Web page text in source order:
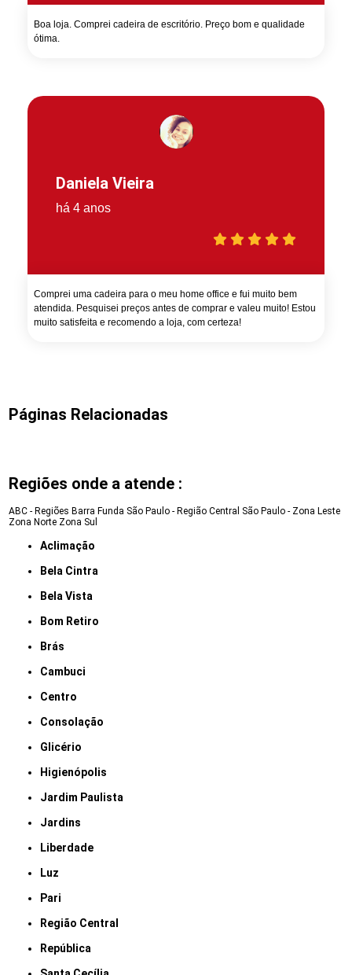
Boa loja. Comprei cadeira de escritório. Preço bom e qualidade
ótima.
Daniela Vieira
há 4 anos
Comprei uma cadeira para o meu home office e fui muito bem
atendida. Pesquisei preços antes de comprar e valeu muito! Estou
muito satisfeita e recomendo a loja, com certeza!
Páginas Relacionadas
Regiões onde a atende :
ABC - Regiões Barra Funda São Paulo - Região Central São Paulo - Zona Leste
Zona Norte Zona Sul
Aclimação
Bela Cintra
Bela Vista
Bom Retiro
Brás
Cambuci
Centro
Consolação
Glicério
Higienópolis
Jardim Paulista
Jardins
Liberdade
Luz
Pari
Região Central
República